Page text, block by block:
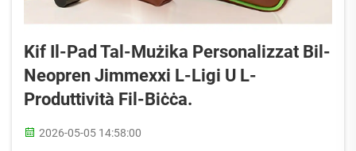
Kif Il-Pad Tal-Mużika Personalizzat Bil-
Neopren Jimmexxi L-Ligi U L-
Produttività Fil-Biċċa.
2026-05-05 14:58:00